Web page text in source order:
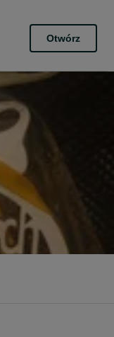
Otwórz